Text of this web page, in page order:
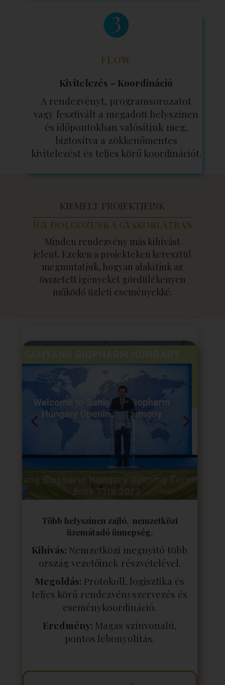
FLOW
Kivitelezés – Koordináció
A rendezvényt, programsorozatot
vagy fesztivált a megadott helyszínen
és időpontokban valósítjuk meg,
biztosítva a zökkenőmentes
kivitelezést és teljes körű koordinációt.
KIEMELT PROJEKTJEINK
ÍGY DOLGOZUNK A GYAKORLATBAN
Minden rendezvény más kihívást
jelent. Ezeken a projekteken keresztül
megmutatjuk, hogyan alakítjuk az
összetett igényeket gördülékenyen
működő üzleti eseményekké.
Nemzetközi
gyáravató 200 fő
Több helyszínen zajló, nemzetközi
üzemátadó ünnepség.
Kihívás: Nemzetközi megnyitó több
ország vezetőinek részvételével.
Megoldás: Protokoll, logisztika és
teljes körű rendezvényszervezés és
eseménykoordináció.
Eredmény: Magas színvonalú,
pontos lebonyolítás.